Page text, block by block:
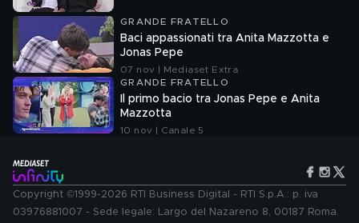
GRANDE FRATELLO
Baci appassionati tra Anita Mazzotta e
Jonas Pepe
07 nov | Mediaset Extra
GRANDE FRATELLO
Il primo bacio tra Jonas Pepe e Anita
Mazzotta
10 nov | Canale 5
Copyright ©1999-2026 RTI Business Digital - RTI S.p.A.: p. iva
03976881007 - Sede legale: Largo del Nazareno 8, 00187 Roma.